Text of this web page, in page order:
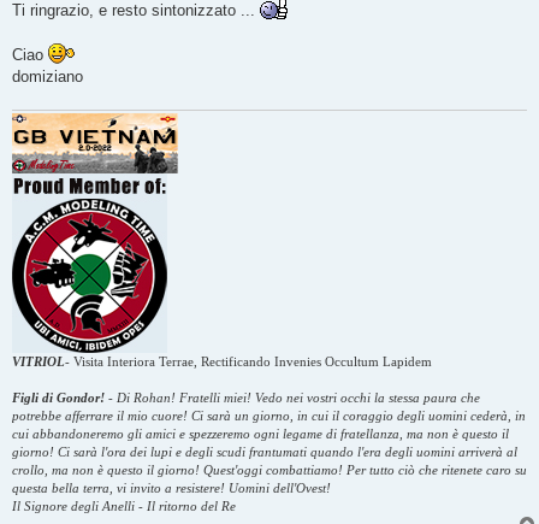
Ti ringrazio, e resto sintonizzato ...
Ciao
domiziano
VITRIOL- Visita Interiora Terrae, Rectificando Invenies Occultum Lapidem
Figli di Gondor! - Di Rohan! Fratelli miei! Vedo nei vostri occhi la stessa paura che
potrebbe afferrare il mio cuore! Ci sarà un giorno, in cui il coraggio degli uomini cederà, in
cui abbandoneremo gli amici e spezzeremo ogni legame di fratellanza, ma non è questo il
giorno! Ci sarà l'ora dei lupi e degli scudi frantumati quando l'era degli uomini arriverà al
crollo, ma non è questo il giorno! Quest'oggi combattiamo! Per tutto ciò che ritenete caro su
questa bella terra, vi invito a resistere! Uomini dell'Ovest!
Il Signore degli Anelli - Il ritorno del Re